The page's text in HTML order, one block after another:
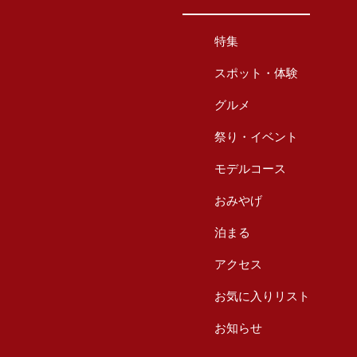
特集
スポット・体験
グルメ
祭り・イベント
モデルコース
おみやげ
泊まる
アクセス
お気に入りリスト
お知らせ